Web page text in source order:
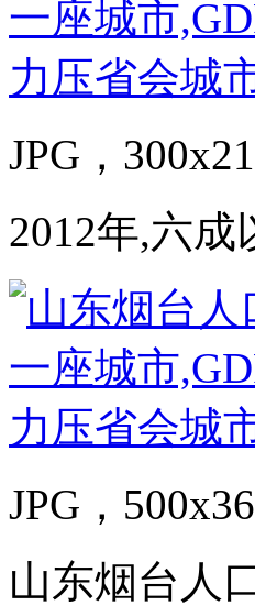
JPG，
2012年,六
JPG，
山东烟台人